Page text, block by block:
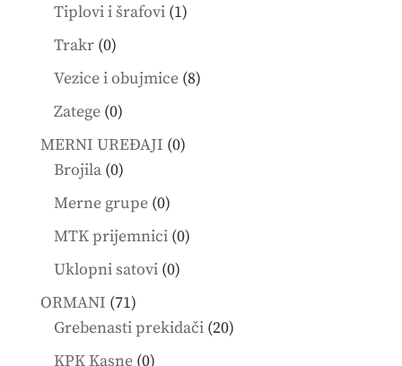
Tiplovi i šrafovi 11
Trakr 00
products
Vezice i obujmice 88
Zatege 00
products
MERNI UREĐAJI 00
Brojila 00
products
Merne grupe 00
products
MTK prijemnici 00
Uklopni satovi 00
ORMANI 7171
products
Grebenasti prekidači 2020
KPK Kasne 00